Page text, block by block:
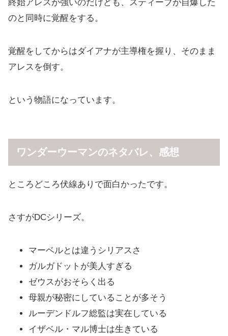
終始アレスが強いのだけども、スティーブが自爆した
のと同時に覚醒をする。
覚醒をしてからはダイアナが主導権を握り、そのまま
アレスを倒す。
という物語になっています。
ワンダーウーマンのネタバレ、感想
ところどころ伏線ありで面白かったです。
さすがDCシリーズ。
マーベルとは違うシリアスさ
ガルガドットが美人すぎる
ゼウスがおそらく出る
母親が秘密にしていることが多そう
ルーデンドルフ総監は実在している
イザベル・マル博士は生きている